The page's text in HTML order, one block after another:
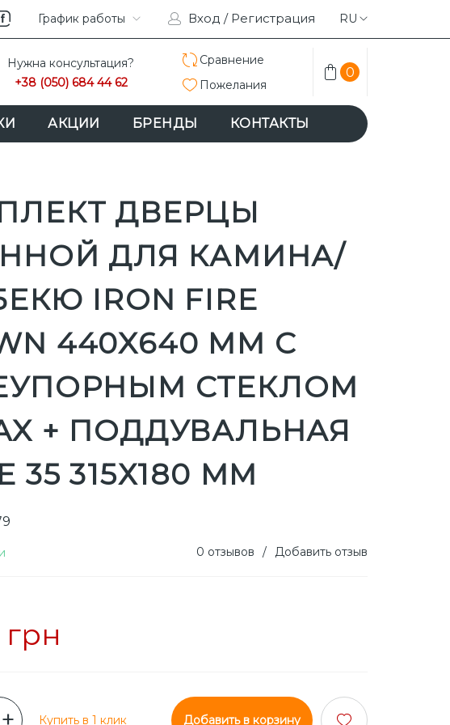
INSTAGRAMFACEBOOK
График работы Вход / Регистрация RU
Нужна консультация?
+38 (050) 684 44 62
Сравнение
Пожелания
0
АКЦИИ БРЕНДЫ КОНТАКТЫ
ДВЕРЦЫ
ДЛЯ КАМИНА/
IRON FIRE
440X640 ММ С
СТЕКЛОМ
+ ПОДДУВАЛЬНАЯ
35 315Х180 ММ
0 отзывов / Добавить отзыв
грн
Купить в 1 клик Добавить в корзину